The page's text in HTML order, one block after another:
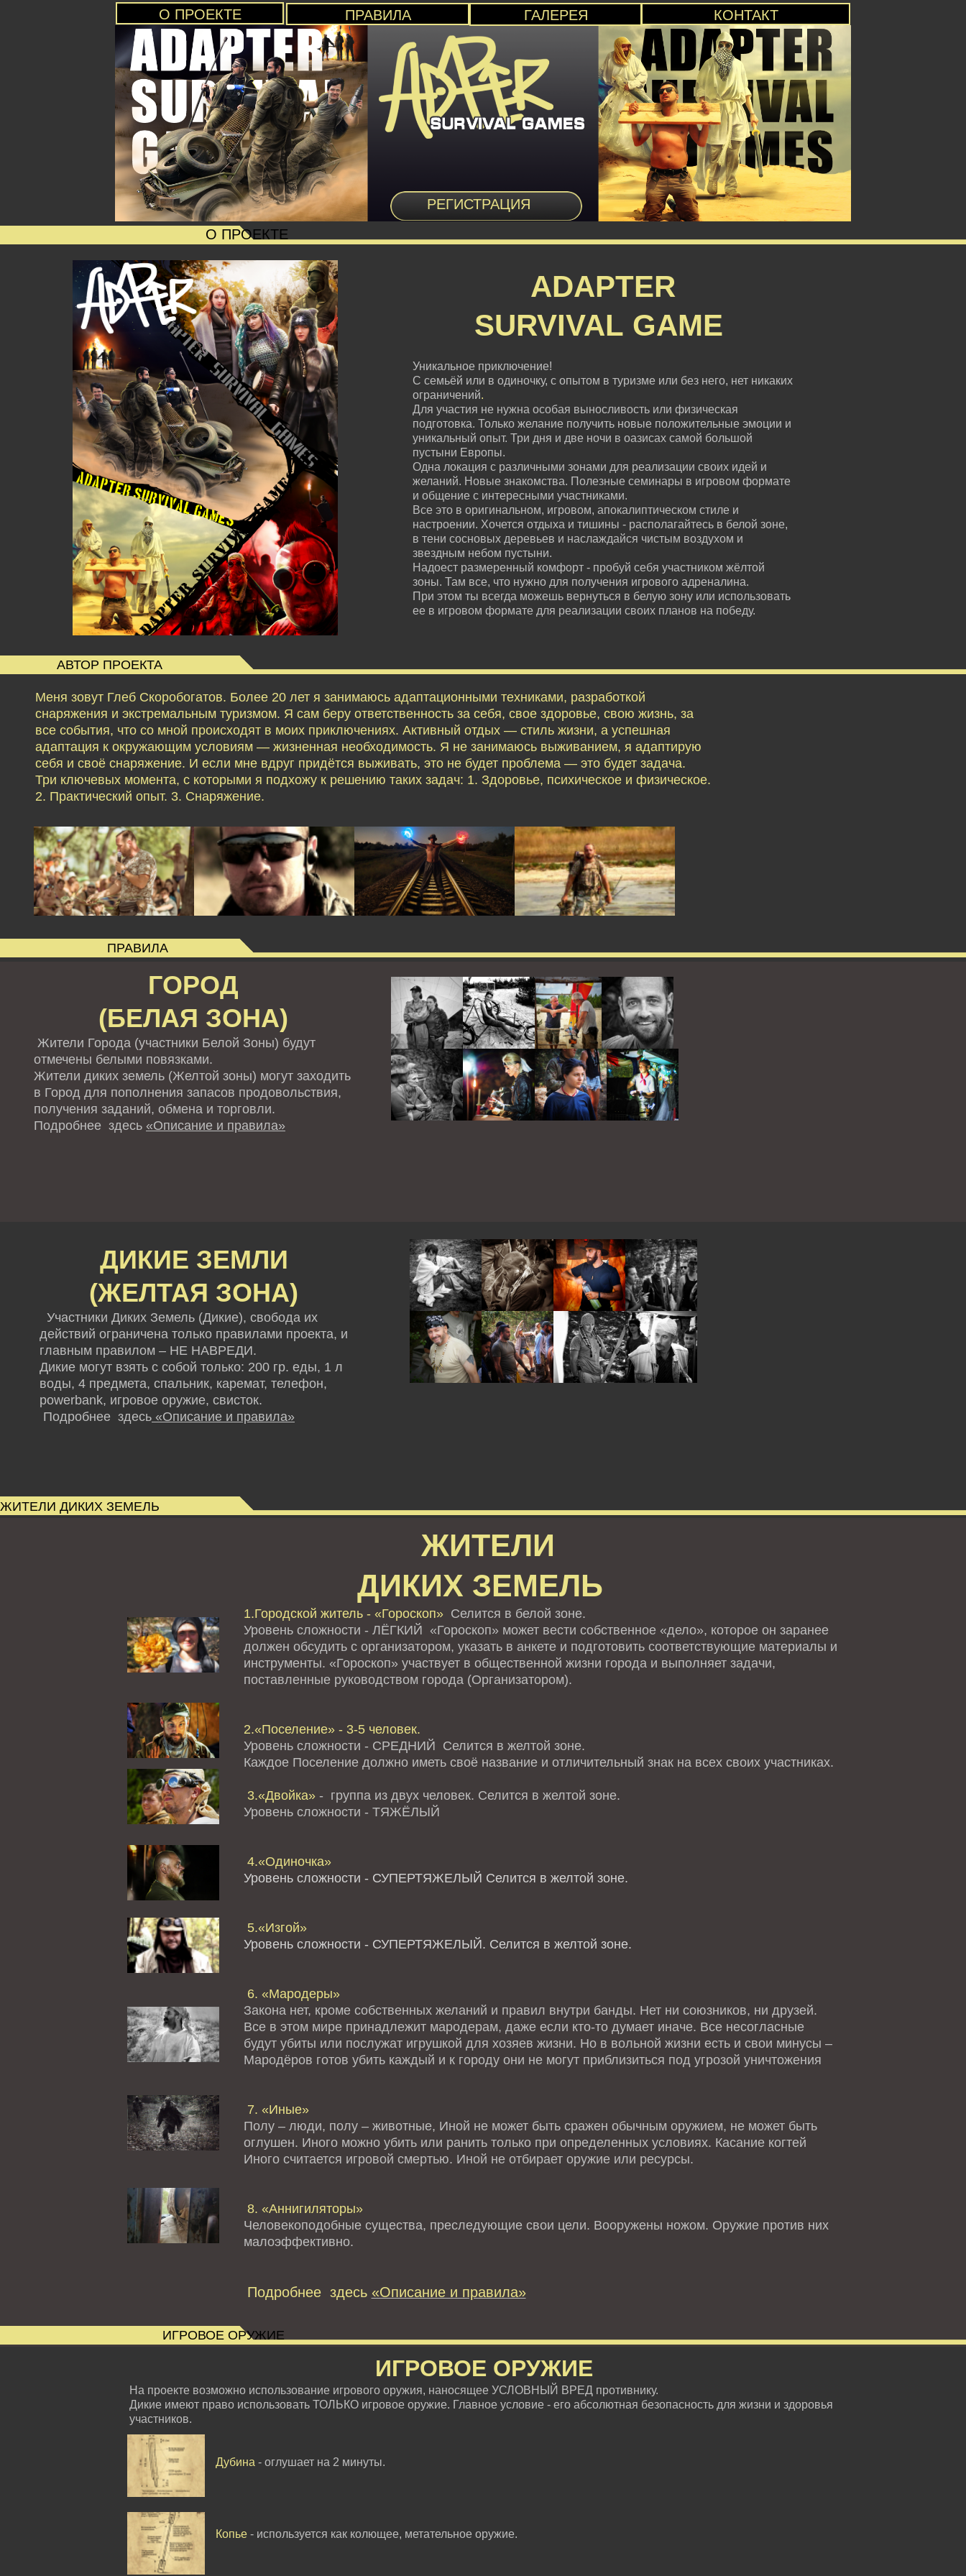
О ПРОЕКТЕ ПРАВИЛА ГАЛЕРЕЯ КОНТАКТ
РЕГИСТРАЦИЯ
О ПРОЕКТЕ
ADAPTER
SURVIVAL GAME
Уникальное приключение!
С семьёй или в одиночку, с опытом в туризме или без него, нет никаких
ограничений.
Для участия не нужна особая выносливость или физическая
подготовка. Только желание получить новые положительные эмоции и
уникальный опыт. Три дня и две ночи в оазисах самой большой
пустыни Европы.
Одна локация с различными зонами для реализации своих идей и
желаний. Новые знакомства. Полезные семинары в игровом формате
и общение с интересными участниками.
Все это в оригинальном, игровом, апокалиптическом стиле и
настроении. Хочется отдыха и тишины - располагайтесь в белой зоне,
в тени сосновых деревьев и наслаждайся чистым воздухом и
звездным небом пустыни.
Надоест размеренный комфорт - пробуй себя участником жёлтой
зоны. Там все, что нужно для получения игрового адреналина.
При этом ты всегда можешь вернуться в белую зону или использовать
ее в игровом формате для реализации своих планов на победу.
АВТОР ПРОЕКТА
Меня зовут Глеб Скоробогатов. Более 20 лет я занимаюсь адаптационными техниками, разработкой
снаряжения и экстремальным туризмом. Я сам беру ответственность за себя, свое здоровье, свою жизнь, за
все события, что со мной происходят в моих приключениях. Активный отдых — стиль жизни, а успешная
адаптация к окружающим условиям — жизненная необходимость. Я не занимаюсь выживанием, я адаптирую
себя и своё снаряжение. И если мне вдруг придётся выживать, это не будет проблема — это будет задача.
Три ключевых момента, с которыми я подхожу к решению таких задач: 1. Здоровье, психическое и физическое.
2. Практический опыт. 3. Снаряжение.
ПРАВИЛА
ГОРОД
(БЕЛАЯ ЗОНА)
Жители Города (участники Белой Зоны) будут
отмечены белыми повязками.
Жители диких земель (Желтой зоны) могут заходить
в Город для пополнения запасов продовольствия,
получения заданий, обмена и торговли.
Подробнее здесь «Описание и правила»
ДИКИЕ ЗЕМЛИ
(ЖЕЛТАЯ ЗОНА)
Участники Диких Земель (Дикие), свобода их
действий ограничена только правилами проекта, и
главным правилом – НЕ НАВРЕДИ.
Дикие могут взять с собой только: 200 гр. еды, 1 л
воды, 4 предмета, спальник, каремат, телефон,
powerbank, игровое оружие, свисток.
Подробнее здесь «Описание и правила»
ЖИТЕЛИ ДИКИХ ЗЕМЕЛЬ
ЖИТЕЛИ
ДИКИХ ЗЕМЕЛЬ
1.Городской житель - «Гороскоп»Селится в белой зоне.
Уровень сложности - ЛЁГКИЙ «Гороскоп» может вести собственное «дело», которое он заранее
должен обсудить с организатором, указать в анкете и подготовить соответствующие материалы и
инструменты. «Гороскоп» участвует в общественной жизни города и выполняет задачи,
поставленные руководством города (Организатором).
2.«Поселение» - 3-5 человек.
Уровень сложности - СРЕДНИЙ Селится в желтой зоне.
Каждое Поселение должно иметь своё название и отличительный знак на всех своих участниках.
3.«Двойка»- группа из двух человек. Селится в желтой зоне.
Уровень сложности - ТЯЖЁЛЫЙ
4.«Одиночка»
Уровень сложности - СУПЕРТЯЖЕЛЫЙ Селится в желтой зоне.
5.«Изгой»
Уровень сложности - СУПЕРТЯЖЕЛЫЙ. Селится в желтой зоне.
6. «Мародеры»
Закона нет, кроме собственных желаний и правил внутри банды. Нет ни союзников, ни друзей.
Все в этом мире принадлежит мародерам, даже если кто-то думает иначе. Все несогласные
будут убиты или послужат игрушкой для хозяев жизни. Но в вольной жизни есть и свои минусы –
Мародёров готов убить каждый и к городу они не могут приблизиться под угрозой уничтожения
7. «Иные»
Полу – люди, полу – животные, Иной не может быть сражен обычным оружием, не может быть
оглушен. Иного можно убить или ранить только при определенных условиях. Касание когтей
Иного считается игровой смертью. Иной не отбирает оружие или ресурсы.
8. «Аннигиляторы»
Человекоподобные существа, преследующие свои цели. Вооружены ножом. Оружие против них
малоэффективно.
Подробнее здесь «Описание и правила»
ИГРОВОЕ ОРУЖИЕ
На проекте возможно использование игрового оружия, наносящее УСЛОВНЫЙ ВРЕД противнику.
Дикие имеют право использовать ТОЛЬКО игровое оружие. Главное условие - его абсолютная безопасность для жизни и здоровья
участников.
Дубина - оглушает на 2 минуты.
Копье - используется как колющее, метательное оружие.
ИГРОВОЕ ОРУЖИЕ